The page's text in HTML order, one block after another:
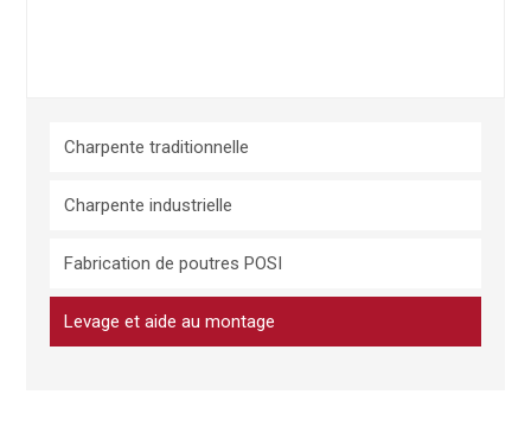
Charpente traditionnelle
Charpente industrielle
Fabrication de poutres POSI
Levage et aide au montage